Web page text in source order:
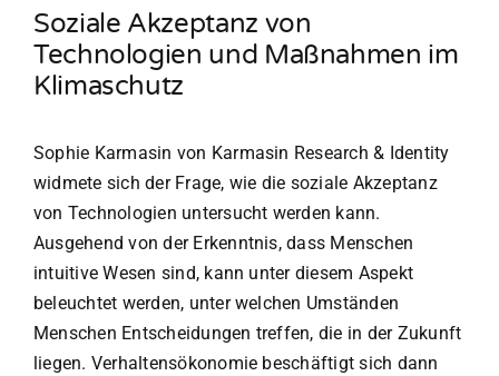
Soziale Akzeptanz von
Technologien und Maßnahmen im
Klimaschutz
Sophie Karmasin von Karmasin Research & Identity
widmete sich der Frage, wie die soziale Akzeptanz
von Technologien untersucht werden kann.
Ausgehend von der Erkenntnis, dass Menschen
intuitive Wesen sind, kann unter diesem Aspekt
beleuchtet werden, unter welchen Umständen
Menschen Entscheidungen treffen, die in der Zukunft
liegen. Verhaltensökonomie beschäftigt sich dann